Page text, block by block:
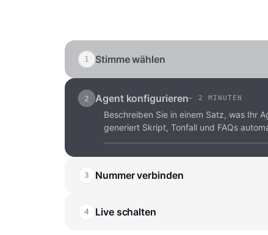
1 Stimme wählen
2 Agent konfigurieren~ 2 MINUTEN
Beschreiben Sie in einem Satz, was Ihr
generiert Skript, Tonfall und FAQs
3 Nummer verbinden
4 Live schalten